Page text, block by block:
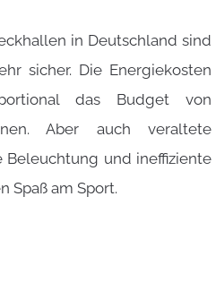
in Deutschland sind
sicher. Die Energiekosten
das Budget von
Aber auch veraltete
Beleuchtung und ineffiziente
Spaß am Sport.